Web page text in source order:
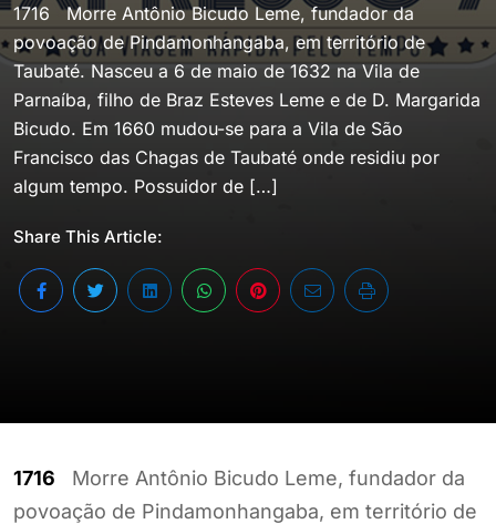
1716 Morre Antônio Bicudo Leme, fundador da
povoação de Pindamonhangaba, em território de
Taubaté. Nasceu a 6 de maio de 1632 na Vila de
Parnaíba, filho de Braz Esteves Leme e de D. Margarida
Bicudo. Em 1660 mudou-se para a Vila de São
Francisco das Chagas de Taubaté onde residiu por
algum tempo. Possuidor de […]
Share This Article:
1716 Morre Antônio Bicudo Leme, fundador da
povoação de Pindamonhangaba, em território de